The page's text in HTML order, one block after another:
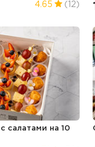
4.65 (12)
салатами на 10